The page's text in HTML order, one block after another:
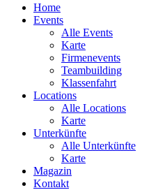
Home
Events
Alle Events
Karte
Firmenevents
Teambuilding
Klassenfahrt
Locations
Alle Locations
Karte
Unterkünfte
Alle Unterkünfte
Karte
Magazin
Kontakt